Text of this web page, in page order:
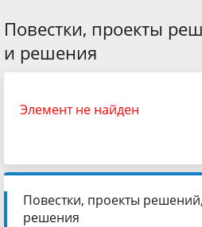
Повестки, проекты
и решения
Элемент не найден
Повестки, проекты
решения